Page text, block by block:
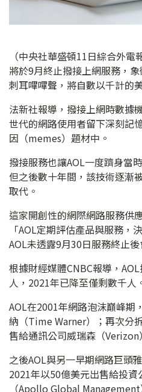
（中央社華盛頓11日綜合外電
將於9月終止撥接上網服務，
刺耳嗶嗶聲，將自數以千計的
法新社報導，撥接上網時數據
世代的網路使用者留下深刻記
因（memes）題材中。
撥接服務也讓AOL一度躋身當
但之後數十年間，該技術逐漸
取代。
這家開創性的網際網路服務供
「AOL定期評估產品與服務，
AOL未透露9月30日服務終止
根據財經媒體CNBC報導，
人，2021年已降至僅剩數千人
AOL在2001年網路泡沫巔峰期
納（Time Warner）；再次分
售給通訊公司威瑞森（Verizon
之後AOL與另一早期網路巨頭
2021年以50億美元出售給投
（Apollo Global Management